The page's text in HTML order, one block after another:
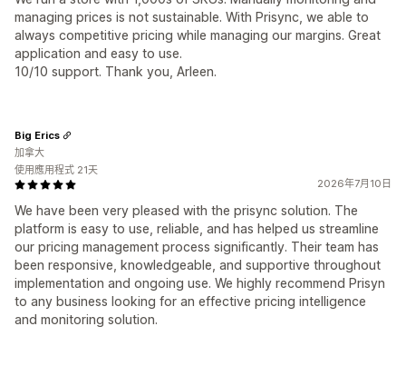
managing prices is not sustainable. With Prisync, we able to
always competitive pricing while managing our margins. Great
application and easy to use.
10/10 support. Thank you, Arleen.
2026年7月10日
We have been very pleased with the prisync solution. The
platform is easy to use, reliable, and has helped us streamline
our pricing management process significantly. Their team has
been responsive, knowledgeable, and supportive throughout
implementation and ongoing use. We highly recommend Prisyn
to any business looking for an effective pricing intelligence
and monitoring solution.
Big Erics
加拿大
使用應用程式 21天